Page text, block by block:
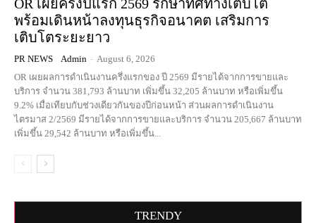
OR เผยครึ่งปีแรก 2569 รักษาทิศทางเติบโต
พร้อมเดินหน้าลงทุนธุรกิจอนาคต เสริมการ
เติบโตระยะยาว
PR NEWS Admin - August 6, 2026
OR เผยผลการดำเนินงานครึ่งแรกของ ปี 2569 มีรายได้จากการขายและ
บริการ จำนวน 381,793 ล้านบาท เพิ่มขึ้น 32,205 ล้านบาท หรือเพิ่มขึ้น
9.2% เมื่อเทียบกับช่วงเดียวกันของปีก่อนหน้า ส่วนผลการดำเนินงาน
ไตรมาส 2/2569 มีรายได้จากการขายและบริการ จำนวน 205,667 ล้านบาท
เพิ่มขึ้น 29,542 ล้านบาท หรือเพิ่มขึ้น...
TRENDY